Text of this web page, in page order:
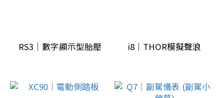
RS3｜數字顯示型胎壓 i8｜THOR模擬聲浪